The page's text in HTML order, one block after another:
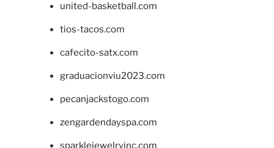
united-basketball.com
tios-tacos.com
cafecito-satx.com
graduacionviu2023.com
pecanjackstogo.com
zengardendayspa.com
sparklejewelryinc.com